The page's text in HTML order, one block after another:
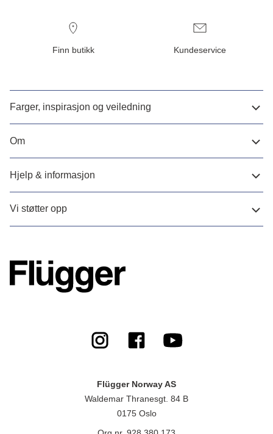
Finn butikk Kundeservice
Farger, inspirasjon og veiledning
Om
Hjelp & informasjon
Vi støtter opp
Flügger Norway AS
Waldemar Thranesgt. 84 B
0175 Oslo